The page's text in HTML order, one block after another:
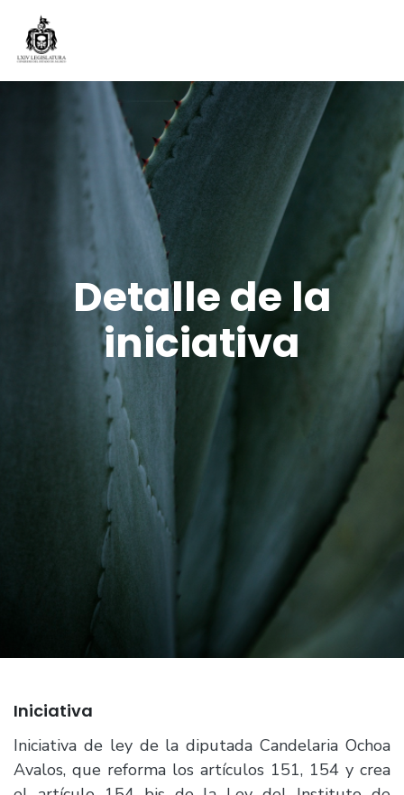
Detalle de la
iniciativa
Iniciativa
Iniciativa de ley de la diputada Candelaria Ochoa
Avalos, que reforma los artículos 151, 154 y crea